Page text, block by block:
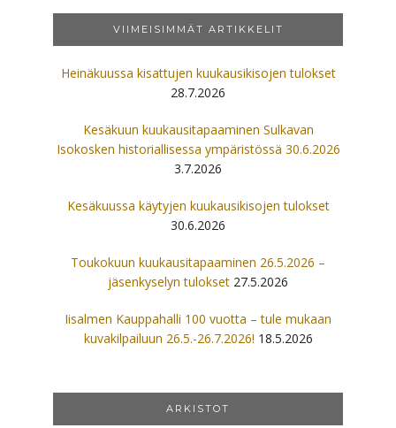
VIIMEISIMMÄT ARTIKKELIT
Heinäkuussa kisattujen kuukausikisojen tulokset
28.7.2026
Kesäkuun kuukausitapaaminen Sulkavan
Isokosken historiallisessa ympäristössä 30.6.2026
3.7.2026
Kesäkuussa käytyjen kuukausikisojen tulokset
30.6.2026
Toukokuun kuukausitapaaminen 26.5.2026 –
jäsenkyselyn tulokset 27.5.2026
Iisalmen Kauppahalli 100 vuotta – tule mukaan
kuvakilpailuun 26.5.-26.7.2026! 18.5.2026
ARKISTOT